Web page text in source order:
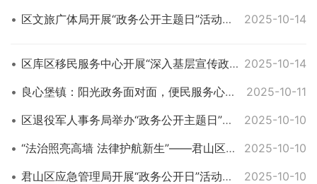
区文旅广体局开展“政务公开主题日”活动，增强政民互动
2025-10-14
区库区移民服务中心开展“深入基层宣传政策，用心用情服务移民”政务公开主题日活动 2025-10-14
良心堡镇：阳光政务面对面，便民服务心贴心
2025-10-11
区退役军人事务局举办“政务公开主题日”活动 政策直通车开进服务中心
2025-10-10
“法治照亮高墙 法律护航新生”——君山区司法局政务公开主题日活动走进岳阳监狱
2025-10-10
君山区应急管理局开展“政务公开日”活动，推动安全意识入脑入心
2025-10-10